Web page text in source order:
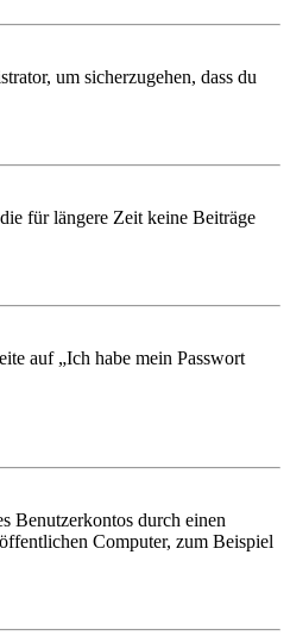
um sicherzugehen, dass du
für längere Zeit keine Beiträge
auf „Ich habe mein Passwort
Benutzerkontos durch einen
Computer, zum Beispiel